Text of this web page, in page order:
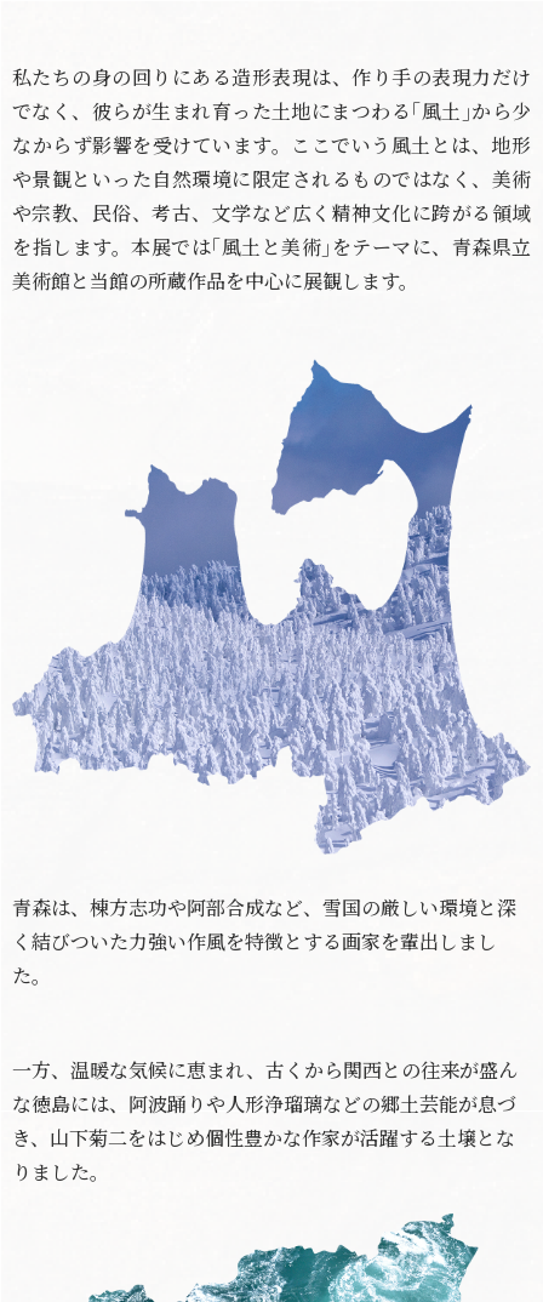
私たちの身の回りにある造形表現は、作り手の表現力だけ
でなく、彼らが生まれ育った土地にまつわる｢風土｣から少
なからず影響を受けています。ここでいう風土とは、地形
や景観といった自然環境に限定されるものではなく、美術
や宗教、民俗、考古、文学など広く精神文化に跨がる領域
を指します。本展では｢風土と美術｣をテーマに、青森県立
美術館と当館の所蔵作品を中心に展観します。
青森は、棟方志功や阿部合成など、雪国の厳しい環境と深
く結びついた力強い作風を特徴とする画家を輩出しまし
た。
一方、温暖な気候に恵まれ、古くから関西との往来が盛ん
な徳島には、阿波踊りや人形浄瑠璃などの郷土芸能が息づ
き、山下菊二をはじめ個性豊かな作家が活躍する土壌とな
りました。